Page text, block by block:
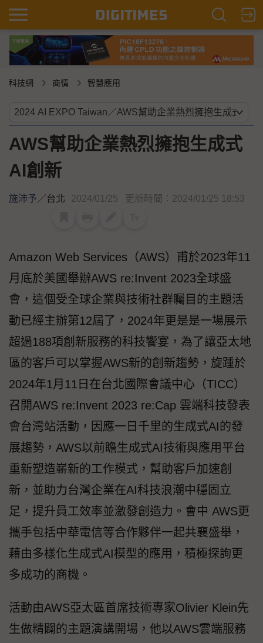
科技網 商情 智慧應用
AWS幫助企業熱烈擁抱生成式
AI創新
施沛予／台北 2024/01/25 更新時間：2024/01/25 18:53
Amazon Web Services（AWS）甫於2023年11
月底於美國舉辦AWS re:Invent 2023全球盛
會，這個受全球企業與技術社群矚目的主題活
動已經主辦第12屆了，2024年更是是一場展示
超過188項創新服務的科技饗宴，為了讓亞太地
區的客戶可以掌握AWS新的創新趨勢，旋踵於
2024年1月11日在台北國際會議中心（TICC）
召開AWS re:Invent 2023 re:Cap 雲端科技發表
會台灣站活動，因應一日千里的生成式AI的發
展趨勢，AWS以前瞻生成式AI技術與應用平台
重新塑造嶄新的工作模式，幫助客戶加速創
新，並助力台灣企業在AI科技浪潮中穩固立
足，提升員工效率並激發創造力。會中 AWS更
攜手包括中華電信等合作夥伴一起共襄盛舉，
藉由多樣化生成式AI模型的應用，積極探詢更
多成功的商機。
活動由AWS亞太區首席技術專家Olivier Klein先
生做精闢的主題演講開場，他以AWS雲端服務